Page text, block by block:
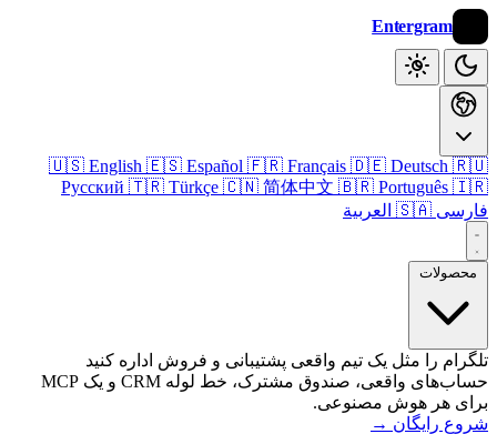
Entergram
🇺🇸 English 🇪🇸 Español 🇫🇷 Français 🇩🇪 Deutsch
Русский 🇹🇷 Türkçe 🇨🇳 简体中文 🇧🇷 Português
🇸🇦 العربية
را مثل یک تیم واقعی پشتیبانی و فروش اداره کنید
حساب‌های واقعی، صندوق مشترک، خط لوله CRM و یک MCP
هر هوش مصنوعی.
رایگان
→